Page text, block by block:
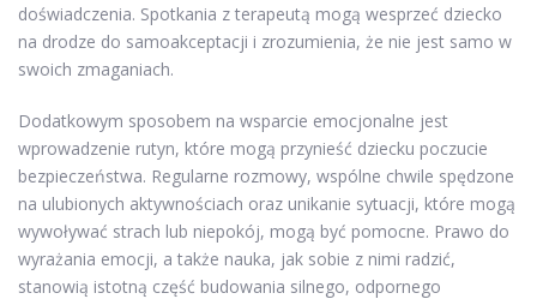
doświadczenia. Spotkania z terapeutą mogą wesprzeć dziecko
na drodze do samoakceptacji i zrozumienia, że nie jest samo w
swoich zmaganiach.
Dodatkowym sposobem na wsparcie emocjonalne jest
wprowadzenie rutyn, które mogą przynieść dziecku poczucie
bezpieczeństwa. Regularne rozmowy, wspólne chwile spędzone
na ulubionych aktywnościach oraz unikanie sytuacji, które mogą
wywoływać strach lub niepokój, mogą być pomocne. Prawo do
wyrażania emocji, a także nauka, jak sobie z nimi radzić,
stanowią istotną część budowania silnego, odpornego